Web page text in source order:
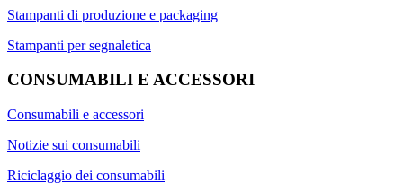
Stampanti di produzione e packaging
Stampanti per segnaletica
CONSUMABILI E ACCESSORI
Consumabili e accessori
Notizie sui consumabili
Riciclaggio dei consumabili